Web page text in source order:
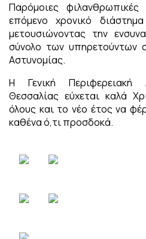
Παρόμοιες φιλανθρωπικές
επόμενο χρονικό
μετουσιώνοντας την
σύνολο των υπηρετούντων
Αστυνομίας.
Η Γενική Περιφερειακή
Θεσσαλίας εύχεται καλά
όλους και το νέο έτος να
καθένα ό,τι προσδοκά.